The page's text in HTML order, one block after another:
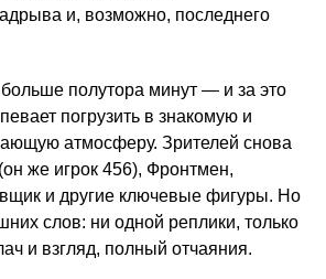
и, возможно, последнего
больше полутора минут — и за это
погрузить в знакомую и
атмосферу. Зрителей снова
же игрок 456), Фронтмен,
и другие ключевые фигуры. Но
слов: ни одной реплики, только
и взгляд, полный отчаяния.